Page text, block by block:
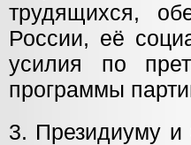
трудящихся,
России, её
усилия по
программы
3. Президиуму